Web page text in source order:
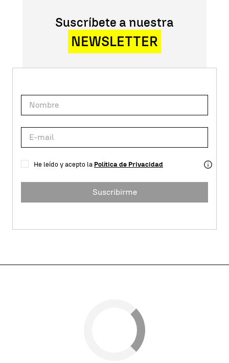
Suscríbete a nuestra
NEWSLETTER
He leído y acepto la Política de Privacidad
Suscribirme